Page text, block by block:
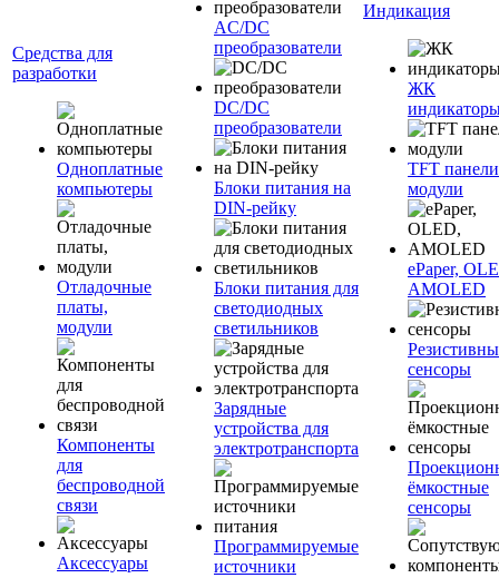
Средства для
разработки
Одноплатные
компьютеры
Отладочные
платы,
модули
Компоненты
для
беспроводной
связи
Аксессуары
AC/DC
преобразователи
DC/DC
преобразователи
Блоки питания на
DIN-рейку
Блоки питания для
светодиодных
светильников
Зарядные
устройства для
электротранспорта
Программируемые
источники
Индикация
ЖК
TFT
модули
ePaper,
AMOLED
сенсоры
ёмкостные
сенсоры